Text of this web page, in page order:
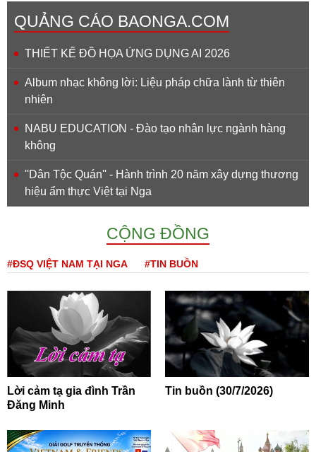
QUẢNG CÁO BAONGA.COM
THIẾT KẾ ĐỒ HỌA ỨNG DỤNG AI 2026
Album nhạc không lời: Liệu pháp chữa lành từ thiên
nhiên
NABU EDUCATION - Đào tạo nhân lực ngành hàng
không
''Dân Tộc Quán'' - Hành trình 20 năm xây dựng thương
hiệu ẩm thực Việt tại Nga
CỘNG ĐỒNG
#ĐSQ VIỆT NAM TẠI NGA #TIN BUỒN
Lời cảm tạ gia đình Trần
Đăng Minh
Tin buồn (30/7/2026)